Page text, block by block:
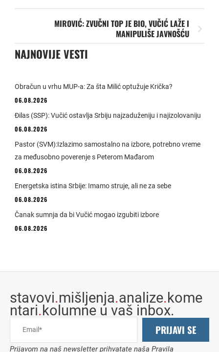
MIROVIĆ: ZVUČNI TOP JE BIO, VUČIĆ LAŽE I
MANIPULIŠE JAVNOŠĆU
NAJNOVIJE VESTI
Obračun u vrhu MUP-a: Za šta Milić optužuje Krička?
06.08.2026
Đilas (SSP): Vučić ostavlja Srbiju najzaduženiju i najizolovaniju
06.08.2026
Pastor (SVM):Izlazimo samostalno na izbore, potrebno vreme
za međusobno poverenje s Peterom Mađarom
06.08.2026
Energetska istina Srbije: Imamo struje, ali ne za sebe
06.08.2026
Čanak sumnja da bi Vučić mogao izgubiti izbore
06.08.2026
stavovi.mišljenja.analize.kome
ntari.kolumne u vaš inbox.
PRIJAVI SE
Prijavom na naš newsletter prihvatate naša Pravila